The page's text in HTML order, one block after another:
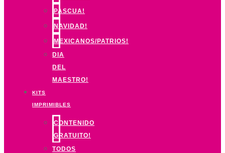
PASCUA!
NAVIDAD!
MEXICANOS/PATRIOS!
DIA
DEL
MAESTRO!
KITS
IMPRIMIBLES
CONTENIDO
GRATUITO!
TODOS